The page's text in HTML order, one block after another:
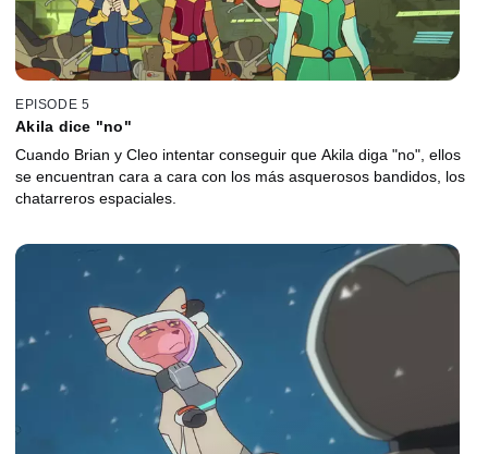
EPISODE 5
Akila dice "no"
Cuando Brian y Cleo intentar conseguir que Akila diga "no", ellos
se encuentran cara a cara con los más asquerosos bandidos, los
chatarreros espaciales.